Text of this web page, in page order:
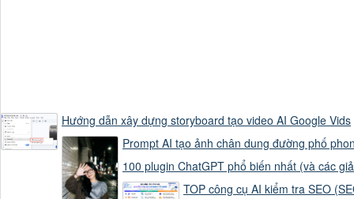
Hướng dẫn xây dựng storyboard tạo video AI Google Vids
Prompt AI tạo ảnh chân dung đường phố
100 plugin ChatGPT phổ biến nhất (và các
TOP công cụ AI kiểm tra SEO